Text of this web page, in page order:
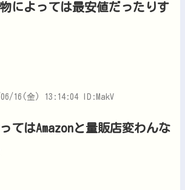
によっては最安値だったりす
16(金) 13:14:04 ID:MakV
てはAmazonと量販店変わんな